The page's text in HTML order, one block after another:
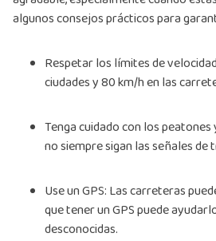
algunos consejos prácticos para
Respetar los límites de
ciudades y 80 km/h en las
Tenga cuidado con los
no siempre sigan las señales de
Use un GPS: Las carreteras
que tener un GPS puede
desconocidas.